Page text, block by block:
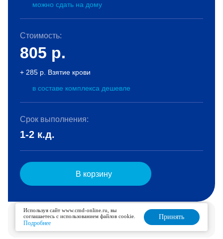
можно сдать на дому
Стоимость:
805 р.
+ 285 р. Взятие крови
в составе комплекса дешевле
Срок выполнения:
1-2 к.д.
В корзину
Услуга доступна для дозаказа в течение 4 дней.
Подробнее
Используя сайт www.cmd-online.ru, вы
соглашаетесь с использованием файлов cookie.
Подробнее
Принять